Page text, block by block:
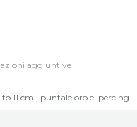
aggiuntive
11 cm , puntale oro e percing